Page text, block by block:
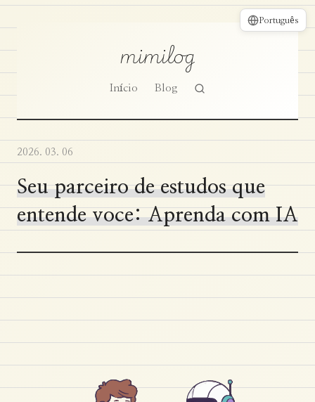
Português
mimilog
Início Blog
2026. 03. 06
Seu parceiro de estudos que
entende voce: Aprenda com IA